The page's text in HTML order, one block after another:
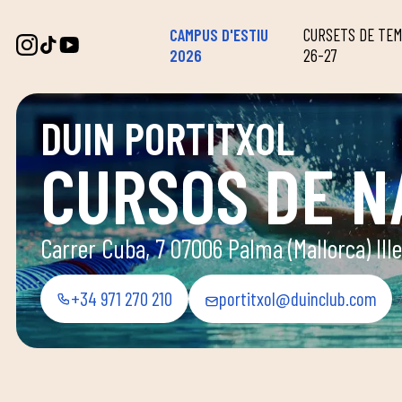
CAMPUS D'ESTIU
2026
CURSETS DE
26-27
DUIN PORTITXOL
CURSOS DE
Carrer Cuba, 7 07006 Palma (Mallorca)
+34 971 270 210 portitxol@duinclub.com